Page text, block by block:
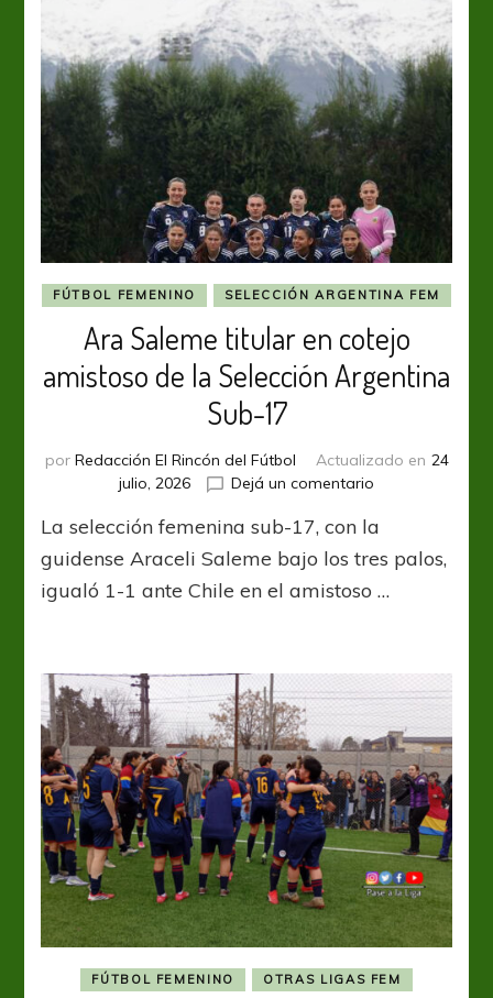
FÚTBOL FEMENINO SELECCIÓN ARGENTINA FEM
Ara Saleme titular en cotejo
amistoso de la Selección Argentina
Sub-17
por Redacción El Rincón del Fútbol Actualizado en 24
julio, 2026
Dejá un comentario
Saleme
titular
cotejo
Selección
Argentina
Sub-
17
La selección femenina sub-17, con la
guidense Araceli Saleme bajo los tres palos,
igualó 1-1 ante Chile en el amistoso …
FÚTBOL FEMENINO OTRAS LIGAS FEM